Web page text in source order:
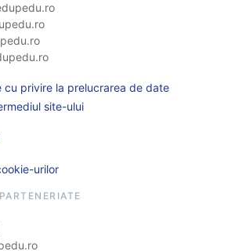
cu privire la prelucrarea de date
site-ului
urilor